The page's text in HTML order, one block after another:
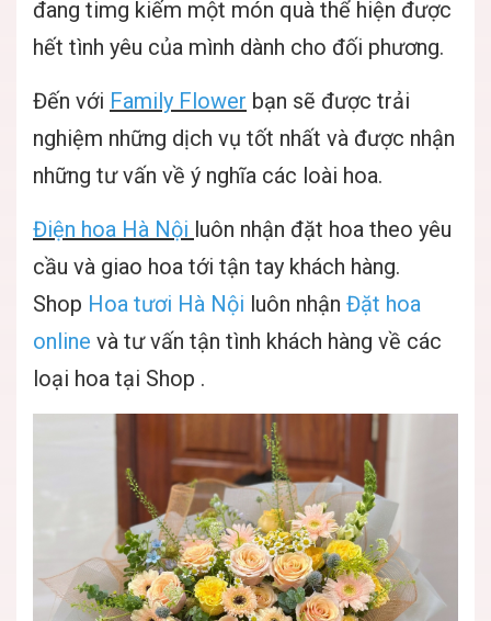
đang timg kiếm một món quà thể hiện được
hết tình yêu của mình dành cho đối phương.
Đến với Family Flower bạn sẽ được trải
nghiệm những dịch vụ tốt nhất và được nhận
những tư vấn về ý nghĩa các loài hoa.
Điện hoa Hà Nội luôn nhận đặt hoa theo yêu
cầu và giao hoa tới tận tay khách hàng.
Shop Hoa tươi Hà Nội luôn nhận Đặt hoa
online và tư vấn tận tình khách hàng về các
loại hoa tại Shop .